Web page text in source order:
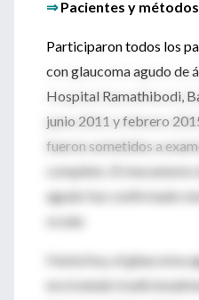
⇒Pacientes y
Participaron todos los
con glaucoma agudo de
Hospital Ramathibodi,
junio 2011 y febrero
fueron sometidos a
completo. El
agudo fue confirmado
ocular.
Hasta hoy, el glaucoma
era tratado